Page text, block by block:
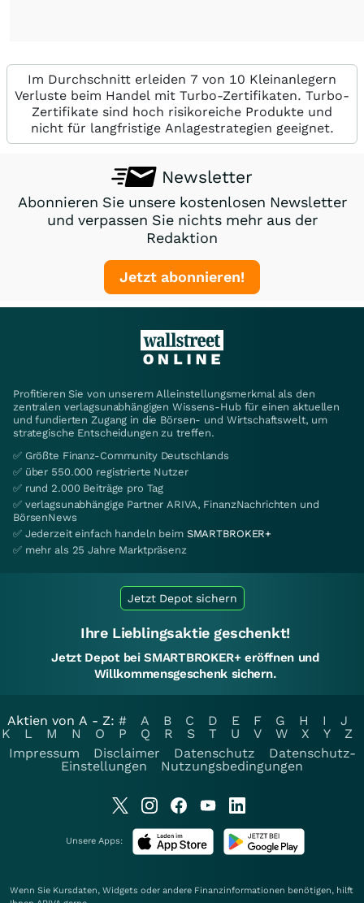
Im Durchschnitt erleiden 7 von 10 Kleinanlegern
Verluste beim Handel mit Turbo-Zertifikaten. Turbo-
Zertifikate sind hoch risikoreiche Produkte und
nicht für langfristige Anlagestrategien geeignet.
Newsletter
Abonnieren Sie unsere kostenlosen Newsletter
und verpassen Sie nichts mehr aus der
Redaktion
Jetzt abonnieren!
Profitieren Sie von unserem Alleinstellungsmerkmal als den
zentralen verlagsunabhängigen Wissens-Hub für einen aktuellen
und fundierten Zugang in die Börsen- und Wirtschaftswelt, um
strategische Entscheidungen zu treffen.
✅ Größte Finanz-Community Deutschlands
✅ über 550.000 registrierte Nutzer
✅ rund 2.000 Beiträge pro Tag
✅ verlagsunabhängige Partner ARIVA, FinanzNachrichten und
BörsenNews
✅ Jederzeit einfach handeln beim SMARTBROKER+
✅ mehr als 25 Jahre Marktpräsenz
Jetzt Depot sichern
Ihre Lieblingsaktie geschenkt!
Jetzt Depot bei SMARTBROKER+ eröffnen und
Willkommensgeschenk sichern.
Aktien von A - Z: # A B C D E F G H I
J
K
L M N O P Q R S T U V W X Y
Z
Impressum
Disclaimer Datenschutz
Datenschutz-
Einstellungen
Nutzungsbedingungen
Unsere Apps:
Wenn Sie Kursdaten, Widgets oder andere Finanzinformationen benötigen, hilft